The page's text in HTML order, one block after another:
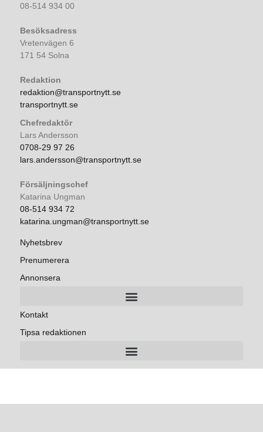
08-514 934 00
Besöksadress
Vretenvägen 6
171 54 Solna
Redaktion
redaktion@transportnytt.se
transportnytt.se
Chefredaktör
Lars Andersson
0708-29 97 26
lars.andersson@transportnytt.se
Försäljningschef
Katarina Ungman
08-514 934 72
katarina.ungman@transportnytt.se
Nyhetsbrev
Prenumerera
Annonsera
Kontakt
Tipsa redaktionen